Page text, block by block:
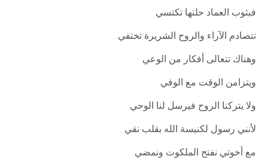
فبثوب العماد حلتها تكتسي
تتصادم الآراء والروح الشريرة تختفي
وهناك تتعالى أفكار من الوعي
ويتزامن الوقت مع الوفي
ولا يتركنا الروح فيرسل لنا الوحي
لأنني رسول لكنيسة الله بقلب نقي
مع أخوتي نفتح الملكوت ونمضي